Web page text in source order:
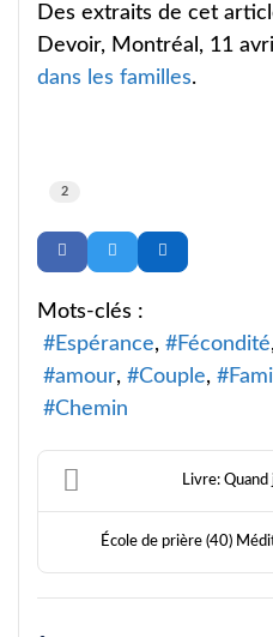
Des extraits de cet
Devoir, Montréal, 11
dans les familles.
2
Mots-clés :
Espérance
Fécondité
amour
Couple
Chemin
Livre: Quand
École de prière (40)